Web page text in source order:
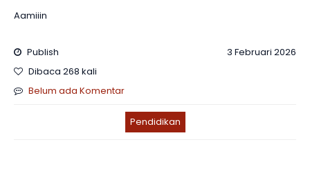
Aamiiin
Publish
3 Februari 2026
Dibaca 268 kali
Belum ada Komentar
Pendidikan